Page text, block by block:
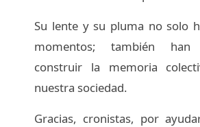
Su lente y su pluma no solo
momentos; también
construir la memoria
nuestra sociedad.
Gracias, cronistas, por